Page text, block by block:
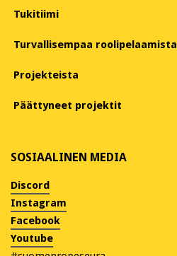
Tukitiimi
Turvallisempaa roolipelaamista
Projekteista
Päättyneet projektit
SOSIAALINEN MEDIA
Discord
Instagram
Facebook
Youtube